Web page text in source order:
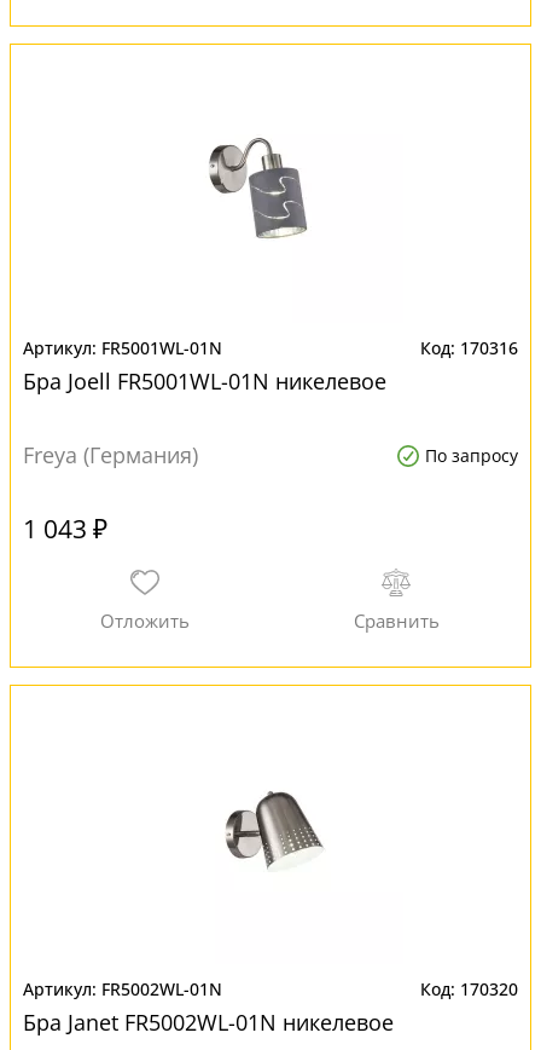
FR5001WL-01N 170316
Бра Joell FR5001WL-01N никелевое
Freya (Германия) По запросу
1 043 ₽
FR5002WL-01N 170320
Бра Janet FR5002WL-01N никелевое